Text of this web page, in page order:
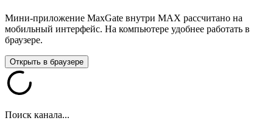
Мини-приложение MaxGate внутри MAX рассчитано на
мобильный интерфейс. На компьютере удобнее работать в
браузере.
Открыть в браузере
Поиск канала...